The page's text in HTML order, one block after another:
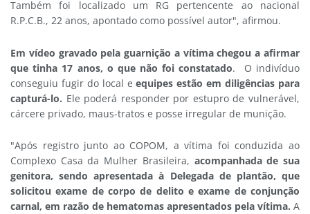
Também foi localizado um RG pertencente ao nacional
R.P.C.B., 22 anos, apontado como possível autor", afirmou.
Em vídeo gravado pela guarnição a vítima chegou a afirmar
que tinha 17 anos, o que não foi constatado. O indivíduo
conseguiu fugir do local eequipes estão em diligências para
capturá-lo. Ele poderá responder por estupro de vulnerável,
cárcere privado, maus-tratos e posse irregular de munição.
"Após registro junto ao COPOM, a vítima foi conduzida ao
Complexo Casa da Mulher Brasileira, acompanhada de sua
genitora, sendo apresentada à Delegada de plantão, que
solicitou exame de corpo de delito e exame de conjunção
carnal, em razão de hematomas apresentados pela vítima. A